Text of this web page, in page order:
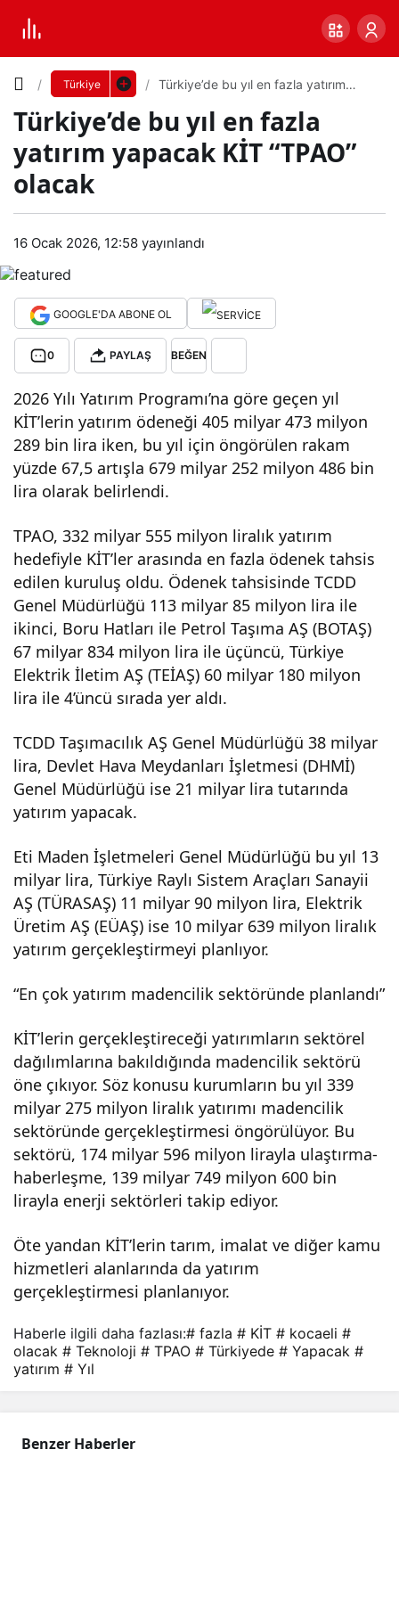
Türkiye
Türkiye’de bu yıl en fazla yatırım
Türkiye’de bu yıl en fazla
yatırım yapacak KİT “TPAO”
olacak
16 Ocak 2026, 12:58 yayınlandı
GOOGLE'DA ABONE OL
0 PAYLAŞ BEĞEN
2026 Yılı Yatırım Programı’na göre geçen yıl
KİT’lerin yatırım ödeneği 405 milyar 473 milyon
289 bin lira iken, bu yıl için öngörülen rakam
yüzde 67,5 artışla 679 milyar 252 milyon 486 bin
lira olarak belirlendi.
TPAO, 332 milyar 555 milyon liralık yatırım
hedefiyle KİT’ler arasında en fazla ödenek tahsis
edilen kuruluş oldu. Ödenek tahsisinde TCDD
Genel Müdürlüğü 113 milyar 85 milyon lira ile
ikinci, Boru Hatları ile Petrol Taşıma AŞ (BOTAŞ)
67 milyar 834 milyon lira ile üçüncü, Türkiye
Elektrik İletim AŞ (TEİAŞ) 60 milyar 180 milyon
lira ile 4’üncü sırada yer aldı.
TCDD Taşımacılık AŞ Genel Müdürlüğü 38 milyar
lira, Devlet Hava Meydanları İşletmesi (DHMİ)
Genel Müdürlüğü ise 21 milyar lira tutarında
yatırım yapacak.
Eti Maden İşletmeleri Genel Müdürlüğü bu yıl 13
milyar lira, Türkiye Raylı Sistem Araçları Sanayii
AŞ (TÜRASAŞ) 11 milyar 90 milyon lira, Elektrik
Üretim AŞ (EÜAŞ) ise 10 milyar 639 milyon liralık
yatırım gerçekleştirmeyi planlıyor.
“En çok yatırım madencilik sektöründe planlandı”
KİT’lerin gerçekleştireceği yatırımların sektörel
dağılımlarına bakıldığında madencilik sektörü
öne çıkıyor. Söz konusu kurumların bu yıl 339
milyar 275 milyon liralık yatırımı madencilik
sektöründe gerçekleştirmesi öngörülüyor. Bu
sektörü, 174 milyar 596 milyon lirayla ulaştırma-
haberleşme, 139 milyar 749 milyon 600 bin
lirayla enerji sektörleri takip ediyor.
Öte yandan KİT’lerin tarım, imalat ve diğer kamu
hizmetleri alanlarında da yatırım
gerçekleştirmesi planlanıyor.
Tür
de
bu
en
fazl
a
yatır
ım
yap
k
KİT
“TP
AO”
Yazı
Boyutunu
Ayarla
Varsayılana
0 PAYLAŞ
Haberle ilgili daha fazlası:# fazla # KİT # kocaeli #
olacak # Teknoloji # TPAO # Türkiyede # Yapacak #
yatırım # Yıl
Benzer Haberler